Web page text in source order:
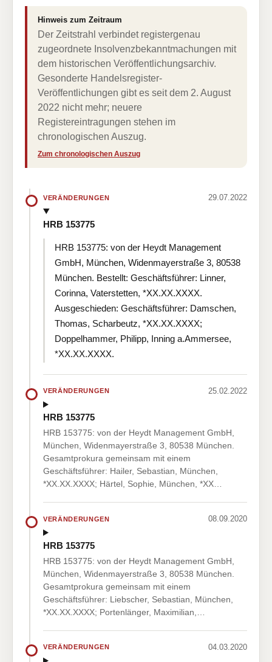
Hinweis zum Zeitraum
Der Zeitstrahl verbindet registergenau
zugeordnete Insolvenzbekanntmachungen mit
dem historischen Veröffentlichungsarchiv.
Gesonderte Handelsregister-
Veröffentlichungen gibt es seit dem 2. August
2022 nicht mehr; neuere
Registereintragungen stehen im
chronologischen Auszug.
Zum chronologischen Auszug
VERÄNDERUNGEN 29.07.2022
HRB 153775
HRB 153775: von der Heydt Management
GmbH, München, Widenmayerstraße 3, 80538
München. Bestellt: Geschäftsführer: Linner,
Corinna, Vaterstetten, *XX.XX.XXXX.
Ausgeschieden: Geschäftsführer: Damschen,
Thomas, Scharbeutz, *XX.XX.XXXX;
Doppelhammer, Philipp, Inning a.Ammersee,
*XX.XX.XXXX.
VERÄNDERUNGEN 25.02.2022
HRB 153775
HRB 153775: von der Heydt Management GmbH,
München, Widenmayerstraße 3, 80538 München.
Gesamtprokura gemeinsam mit einem
Geschäftsführer: Hailer, Sebastian, München,
*XX.XX.XXXX; Härtel, Sophie, München, *XX…
VERÄNDERUNGEN 08.09.2020
HRB 153775
HRB 153775: von der Heydt Management GmbH,
München, Widenmayerstraße 3, 80538 München.
Gesamtprokura gemeinsam mit einem
Geschäftsführer: Liebscher, Sebastian, München,
*XX.XX.XXXX; Portenlänger, Maximilian,…
VERÄNDERUNGEN 04.03.2020